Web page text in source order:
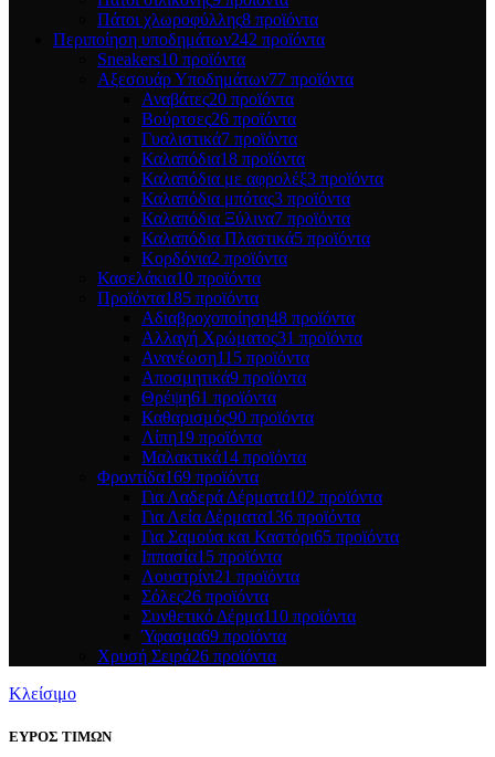
Πάτοι χλωροφύλλης8 προϊόντα
Περιποίηση υποδημάτων242 προϊόντα
Sneakers10 προϊόντα
Αξεσουάρ Υποδημάτων77 προϊόντα
Αναβάτες20 προϊόντα
Βούρτσες26 προϊόντα
Γυαλιστικά7 προϊόντα
Καλαπόδια18 προϊόντα
Καλαπόδια με αφρολέξ3 προϊόντα
Καλαπόδια μπότας3 προϊόντα
Καλαπόδια Ξύλινα7 προϊόντα
Καλαπόδια Πλαστικά5 προϊόντα
Κορδόνια2 προϊόντα
Κασελάκια10 προϊόντα
Προϊόντα185 προϊόντα
Αδιαβροχοποίηση48 προϊόντα
Αλλαγή Χρώματος31 προϊόντα
Ανανέωση115 προϊόντα
Αποσμητικά9 προϊόντα
Θρέψη61 προϊόντα
Καθαρισμός90 προϊόντα
Λίπη19 προϊόντα
Μαλακτικά14 προϊόντα
Φροντίδα169 προϊόντα
Για Λαδερά Δέρματα102 προϊόντα
Για Λεία Δέρματα136 προϊόντα
Για Σαμούα και Καστόρι65 προϊόντα
Ιππασία15 προϊόντα
Λουστρίνι21 προϊόντα
Σόλες26 προϊόντα
Συνθετικό Δέρμα110 προϊόντα
Ύφασμα69 προϊόντα
Χρυσή Σειρά26 προϊόντα
Κλείσιμο
ΕΥΡΟΣ ΤΙΜΩΝ